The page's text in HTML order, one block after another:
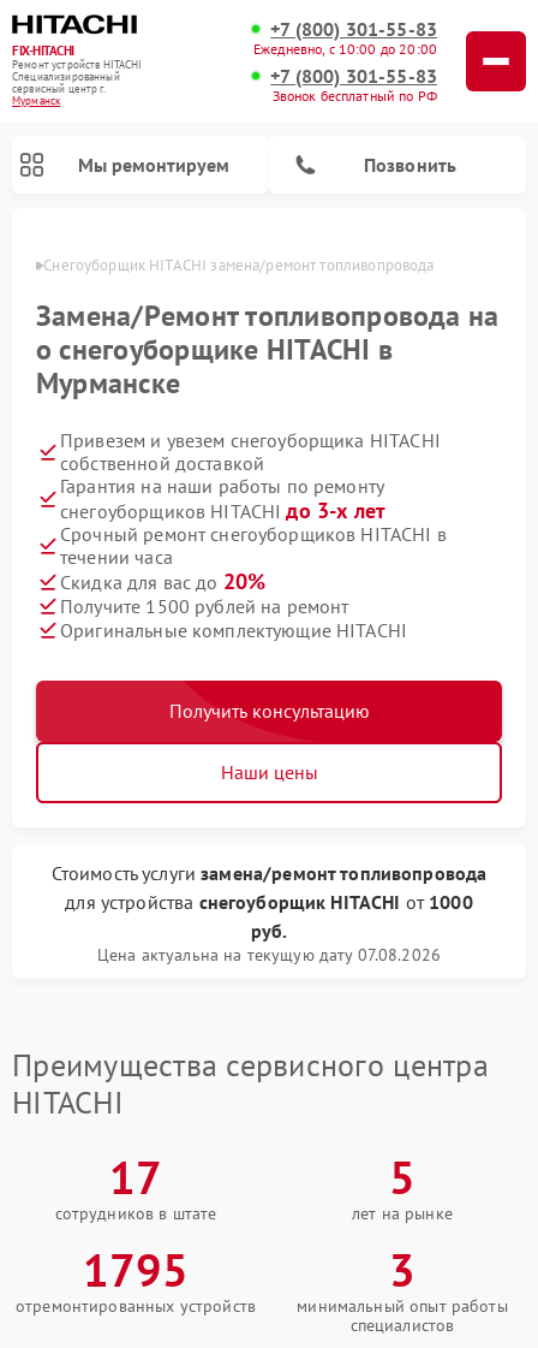
FIX-HITACHI
Ремонт устройств HITACHI
Специализированный
cервисный центр г.
Мурманск
+7 (800) 301-55-83
Ежедневно, с 10:00 до 20:00
+7 (800) 301-55-83
Звонок бесплатный по РФ
Мы ремонтируем Позвонить
Снегоуборщик HITACHI замена/pемонт топливопровода
Замена/Pемонт топливопровода на
о снегоуборщике HITACHI в
Мурманске
Привезем и увезем снегоуборщика HITACHI
собственной доставкой
Гарантия на наши работы по ремонту
снегоуборщиков HITACHIдо 3-х лет
Срочный ремонт снегоуборщиков HITACHI в
течении часа
Скидка для вас до 20%
Получите 1500 рублей на ремонт
Оригинальные комплектующие HITACHI
Получить консультацию
Наши цены
Стоимость услугизамена/pемонт топливопровода
для устройства снегоуборщик HITACHI от 1000
руб.
Цена актуальна на текущую дату 07.08.2026
Преимущества сервисного центра
HITACHI
17
сотрудников в штате
5
лет на рынке
1795
отремонтированных устройств
3
минимальный опыт работы
специалистов